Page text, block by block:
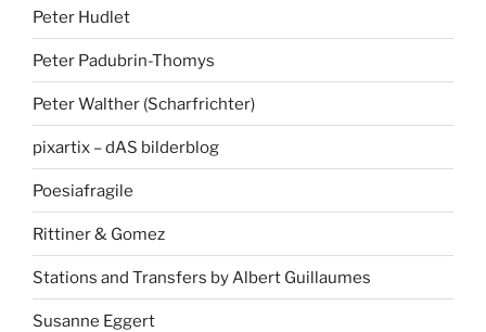
Peter Hudlet
Peter Padubrin-Thomys
Peter Walther (Scharfrichter)
pixartix – dAS bilderblog
Poesiafragile
Rittiner & Gomez
Stations and Transfers by Albert Guillaumes
Susanne Eggert